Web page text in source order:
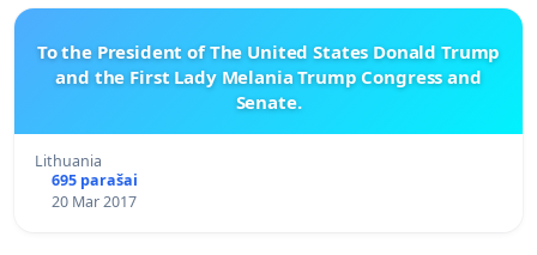
To the President of The United States Donald Trump
and the First Lady Melania Trump Congress and
Senate.
Lithuania
695 parašai
20 Mar 2017